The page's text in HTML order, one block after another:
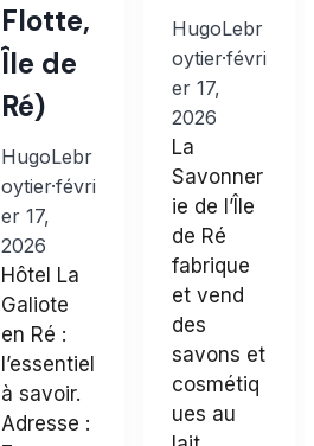
Flotte,
Île de
Ré)
HugoLebr
oytier·févri
er 17,
2026
Hôtel La
Galiote
en Ré :
l’essentiel
à savoir.
Adresse :
HugoLebr
oytier·févri
er 17,
2026
La
Savonner
ie de l’Île
de Ré
fabrique
et vend
des
savons et
cosmétiq
ues au